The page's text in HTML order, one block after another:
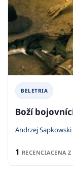
BELETRIA
Boží
Andrzej Sapkowski
1 RECENCIACENA Z